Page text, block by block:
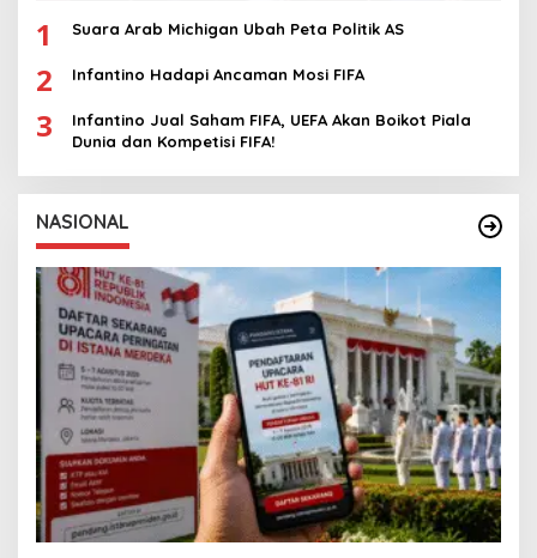
1 Suara Arab Michigan Ubah Peta Politik AS
2 Infantino Hadapi Ancaman Mosi FIFA
3
Infantino Jual Saham FIFA, UEFA Akan Boikot Piala
Dunia dan Kompetisi FIFA!
NASIONAL